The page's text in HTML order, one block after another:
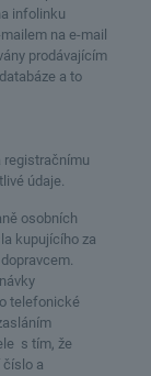
infolinku
na e-mail
prodávajícím
a to
registračnímu
údaje.
osobních
kupujícího za
telefonické
s tím, že
číslo a